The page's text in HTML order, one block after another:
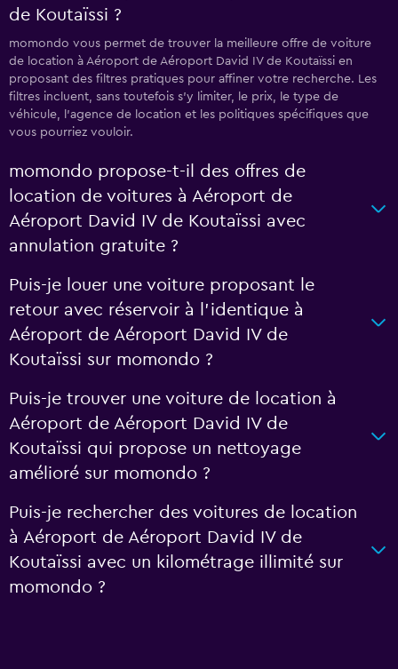
de Koutaïssi ?
momondo vous permet de trouver la meilleure offre de voiture
de location à Aéroport de Aéroport David IV de Koutaïssi en
proposant des filtres pratiques pour affiner votre recherche. Les
filtres incluent, sans toutefois s'y limiter, le prix, le type de
véhicule, l'agence de location et les politiques spécifiques que
vous pourriez vouloir.
momondo propose-t-il des offres de
location de voitures à Aéroport de
Aéroport David IV de Koutaïssi avec
annulation gratuite ?
Puis-je louer une voiture proposant le
retour avec réservoir à l’identique à
Aéroport de Aéroport David IV de
Koutaïssi sur momondo ?
Puis-je trouver une voiture de location à
Aéroport de Aéroport David IV de
Koutaïssi qui propose un nettoyage
amélioré sur momondo ?
Puis-je rechercher des voitures de location
à Aéroport de Aéroport David IV de
Koutaïssi avec un kilométrage illimité sur
momondo ?